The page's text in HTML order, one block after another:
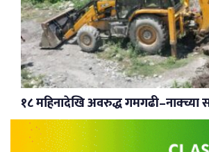
१८ महिनादेखि अवरुद्ध गमगढी–नाक्च्या